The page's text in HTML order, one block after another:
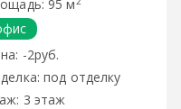
95 м
-2руб.
под отделку
3 этаж